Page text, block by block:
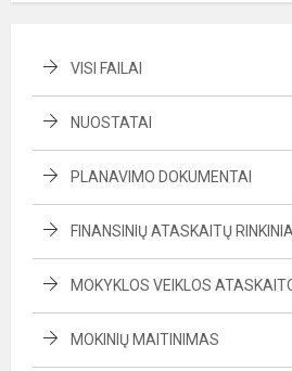
VISI FAILAI
NUOSTATAI
PLANAVIMO DOKUMENTAI
FINANSINIŲ ATASKAITŲ RINKINIAI
MOKYKLOS VEIKLOS
MOKINIŲ MAITINIMAS